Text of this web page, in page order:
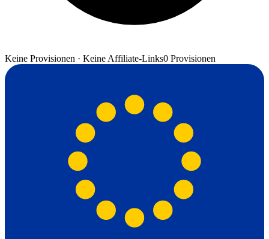
Keine Provisionen · Keine Affiliate-Links0 Provisionen